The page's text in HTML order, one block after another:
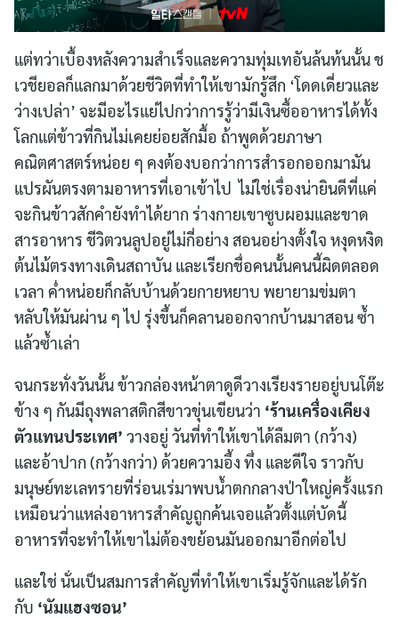
แต่ทว่าเบื้องหลังความสำเร็จและความทุ่มเทอันล้นท้นนั้น ช
เวชียอลก็แลกมาด้วยชีวิตที่ทำให้เขามักรู้สึก ‘โดดเดี่ยวและ
ว่างเปล่า’ จะมีอะไรแย่ไปกว่าการรู้ว่ามีเงินซื้ออาหารได้ทั้ง
โลกแต่ข้าวที่กินไม่เคยย่อยสักมื้อ ถ้าพูดด้วยภาษา
คณิตศาสตร์หน่อย ๆ คงต้องบอกว่าการสำรอกออกมามัน
แปรผันตรงตามอาหารที่เอาเข้าไป ไม่ใช่เรื่องน่ายินดีที่แค่
จะกินข้าวสักคำยังทำได้ยาก ร่างกายเขาซูบผอมและขาด
สารอาหาร ชีวิตวนลูปอยู่ไม่กี่อย่าง สอนอย่างตั้งใจ หงุดหงิด
ต้นไม้ตรงทางเดินสถาบัน และเรียกชื่อคนนั้นคนนี้ผิดตลอด
เวลา ค่ำหน่อยก็กลับบ้านด้วยกายหยาบ พยายามข่มตา
หลับให้มันผ่าน ๆ ไป รุ่งขึ้นก็คลานออกจากบ้านมาสอน ซ้ำ
แล้วซ้ำเล่า
จนกระทั่งวันนั้น ข้าวกล่องหน้าตาดูดีวางเรียงรายอยู่บนโต๊ะ
ข้าง ๆ กันมีถุงพลาสติกสีขาวขุ่นเขียนว่า ‘ร้านเครื่องเคียง
ตัวแทนประเทศ’ วางอยู่ วันที่ทำให้เขาได้ลืมตา (กว้าง)
และอ้าปาก (กว้างกว่า) ด้วยความอึ้ง ทึ่ง และดีใจ ราวกับ
มนุษย์ทะเลทรายที่ร่อนเร่มาพบน้ำตกกลางป่าใหญ่ครั้งแรก
เหมือนว่าแหล่งอาหารสำคัญถูกค้นเจอแล้วตั้งแต่บัดนี้
อาหารที่จะทำให้เขาไม่ต้องขย้อนมันออกมาอีกต่อไป
และใช่ นั่นเป็นสมการสำคัญที่ทำให้เขาเริ่มรู้จักและได้รัก
กับ ‘นัมแฮงซอน’